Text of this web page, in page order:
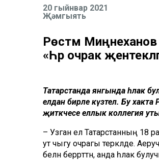
20 гыйнвар 2021
Җәмгыять
Рөстәм Миңнеханов
«Һәр очрак
Татарстанда янгында һәлак
елдан бирле күзәтелә. Бу
җитәкчесе еллык коллегия
– Узган ел Татарстанның 18
ут чыгу очрагы теркәлде.
белән беррәттән, анда һәлак